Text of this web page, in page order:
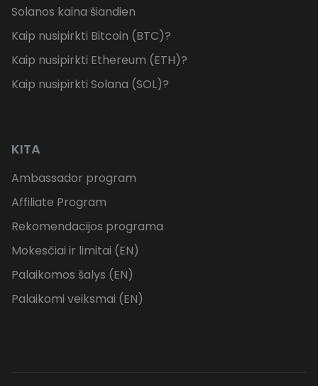
Solanos kaina šiandien
Kaip nusipirkti Bitcoin (BTC)?
Kaip nusipirkti Ethereum (ETH)?
Kaip nusipirkti Solana (SOL)?
KITA
Ambassador program
Affiliate Program
Rekomendacijos programa
Mokesčiai ir limitai (EN)
Palaikomos šalys (EN)
Palaikomi veiksmai (EN)